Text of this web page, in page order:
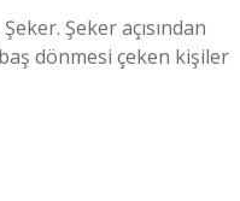
Şeker açısından
dönmesi çeken kişiler